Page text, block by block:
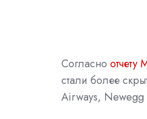
Согласно отчету
стали более
Airways, Newegg